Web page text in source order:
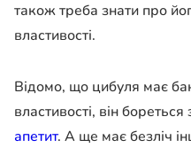
також треба знати про
властивості.
Відомо, що цибуля має
властивості, він
апетит. А ще має безліч